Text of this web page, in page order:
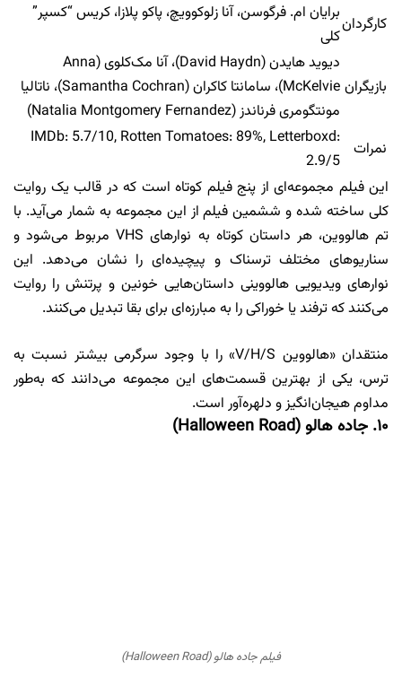
کارگردان
برایان ام. فرگوسن، آنا زلوکوویچ، پاکو پلازا، کریس “کسپر”
کلی
بازیگران
دیوید هایدن (David Haydn)، آنا مک‌کلوی (Anna
McKelvie)، سامانتا کاکران (Samantha Cochran)، ناتالیا
مونتگومری فرناندز (Natalia Montgomery Fernandez)
نمرات
IMDb: 5.7/10, Rotten Tomatoes: 89%, Letterboxd:
2.9/5
این فیلم مجموعه‌ای از پنج فیلم کوتاه است که در قالب یک روایت
کلی ساخته شده و ششمین فیلم از این مجموعه به شمار می‌آید. با
تم هالووین، هر داستان کوتاه به نوارهای VHS مربوط می‌شود و
سناریوهای مختلف ترسناک و پیچیده‌ای را نشان می‌دهد. این
نوارهای ویدیویی هالووینی داستان‌هایی خونین و پرتنش را روایت
می‌کنند که ترفند یا خوراکی را به مبارزه‌ای برای بقا تبدیل می‌کنند.
منتقدان «هالووین V/H/S» را با وجود سرگرمی بیشتر نسبت به
ترس، یکی از بهترین قسمت‌های این مجموعه می‌دانند که به‌طور
مداوم هیجان‌انگیز و دلهره‌آور است.
۱۰. جاده هالو (Halloween Road)
فیلم جاده هالو (Halloween Road)